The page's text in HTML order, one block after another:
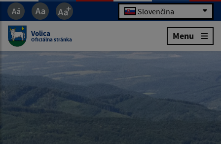
Slovenčina
Volica
Oficiálna stránka Menu